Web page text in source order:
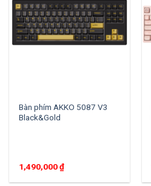
Bàn phím AKKO 5087 V3
Black&Gold
1,490,000₫